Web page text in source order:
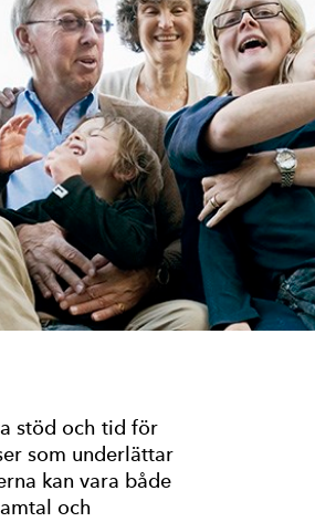
stöd och tid för
som underlättar
kan vara både
och